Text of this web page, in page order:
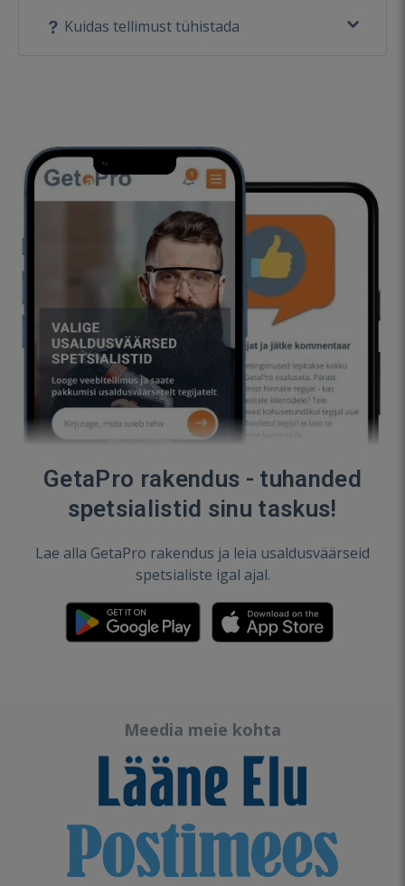
Kuidas tellimust tühistada
GetaPro rakendus - tuhanded
spetsialistid sinu taskus!
Lae alla GetaPro rakendus ja leia usaldusväärseid
spetsialiste igal ajal.
Meedia meie kohta